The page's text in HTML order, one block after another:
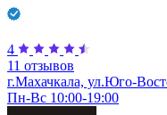
4
11 отзывов
г.Махачкала, ул.Юго-
Пн-Вс 10:00-19:00